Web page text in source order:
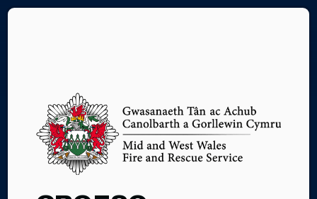
DIGWYDDIADAU